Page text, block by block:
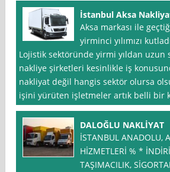
İstanbul Aksa
Aksa markası ile
yirminci yılımızı
Lojistik sektöründe yirmi yıldan uzun
nakliye şirketleri kesinlikle iş
nakliyat değil hangis sektör olursa
işini yürüten işletmeler artık belli bir
DALOĞLU NAKLİYAT
İSTANBUL ANADOLU,
HİZMETLERİ % *
TAŞIMACILIK,